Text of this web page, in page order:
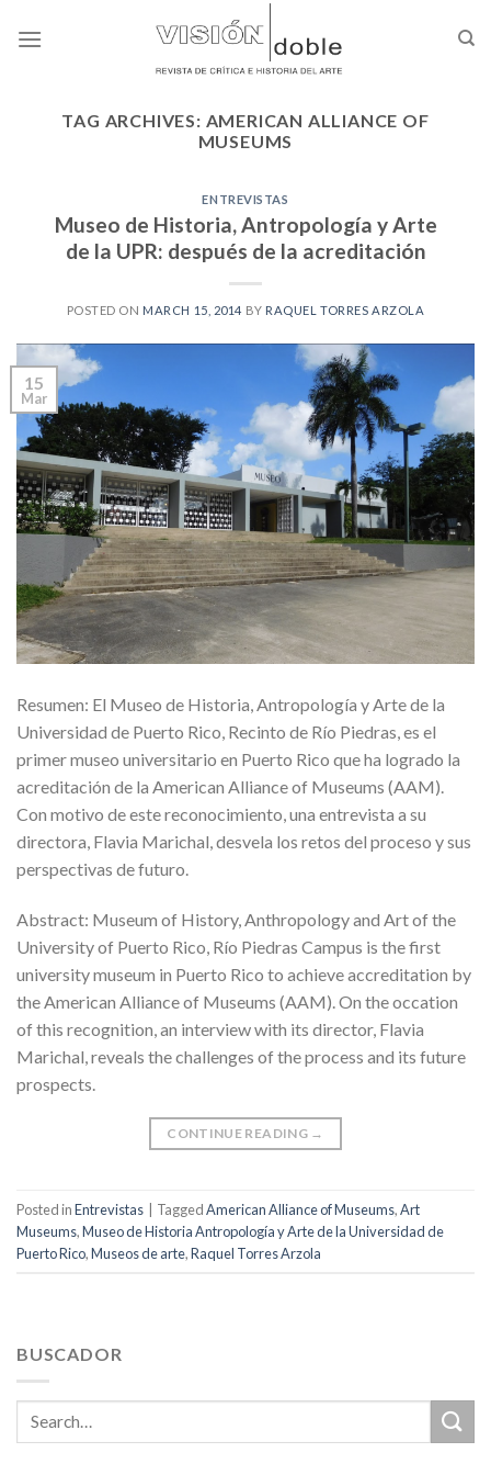
TAG ARCHIVES: AMERICAN ALLIANCE OF
MUSEUMS
ENTREVISTAS
Museo de Historia, Antropología y Arte
de la UPR: después de la acreditación
POSTED ON MARCH 15, 2014 BY RAQUEL TORRES ARZOLA
15
Mar
Resumen: El Museo de Historia, Antropología y Arte de la
Universidad de Puerto Rico, Recinto de Río Piedras, es el
primer museo universitario en Puerto Rico que ha logrado la
acreditación de la American Alliance of Museums (AAM).
Con motivo de este reconocimiento, una entrevista a su
directora, Flavia Marichal, desvela los retos del proceso y sus
perspectivas de futuro.
Abstract: Museum of History, Anthropology and Art of the
University of Puerto Rico, Río Piedras Campus is the first
university museum in Puerto Rico to achieve accreditation by
the American Alliance of Museums (AAM). On the occation
of this recognition, an interview with its director, Flavia
Marichal, reveals the challenges of the process and its future
prospects.
CONTINUE READING →
Posted inEntrevistas | TaggedAmerican Alliance of Museums,Art
Museums,Museo de Historia Antropología y Arte de la Universidad de
Puerto Rico,Museos de arte,Raquel Torres Arzola
BUSCADOR